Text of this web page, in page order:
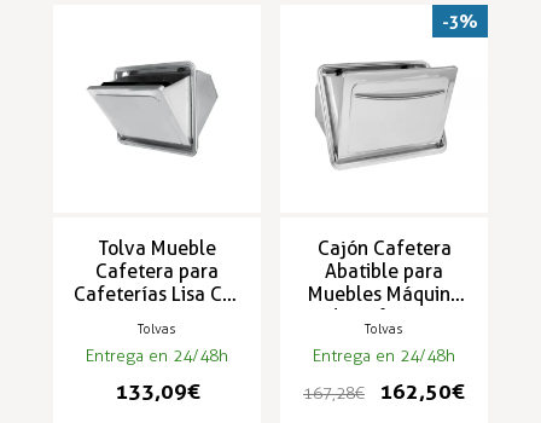
Tolva Mueble
Cafetera para
Cafeterías Lisa CV-
Tolvas
Entrega en 24/48h
133,09 €
Cajón Cafetera
Abatible para
Muebles Máquina
de Café CV-T
Tolvas
Entrega en 24/48h
167,28 €
162,50 €
-3%